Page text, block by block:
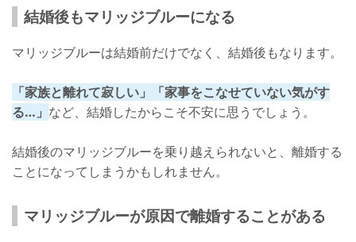
初心を思い出す
マリッジブルーになる人は多い！
結婚後もマリッジブルーになる
マリッジブルーは結婚前だけでなく、結婚後もなります。
「家族と離れて寂しい」「家事をこなせていない気がす
る…」 など、結婚したからこそ不安に思うでしょう。
結婚後のマリッジブルーを乗り越えられないと、離婚する
ことになってしまうかもしれません。
マリッジブルーが原因で離婚することがある